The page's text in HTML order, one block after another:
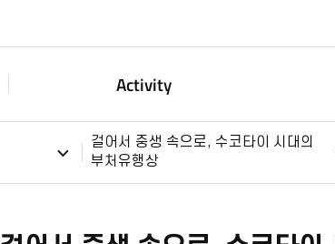
Activity
걸어서 중생 속으로, 수코타이 시대의
부처유행상